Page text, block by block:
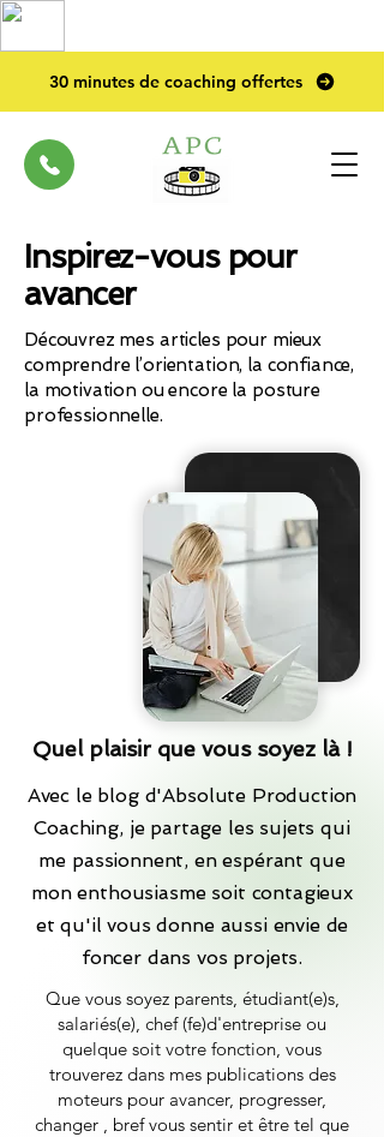
30 minutes de coaching offertes
Inspirez-vous pour
avancer
Découvrez mes articles pour mieux
comprendre l’orientation, la confiance,
la motivation ou encore la posture
professionnelle.
Quel plaisir que vous soyez là !
Avec le blog d'Absolute Production
Coaching, je partage les sujets qui
me passionnent, en espérant que
mon enthousiasme soit contagieux
et qu'il vous donne aussi envie de
foncer dans vos projets.
Que vous soyez parents, étudiant(e)s,
salariés(e), chef (fe)d'entreprise ou
quelque soit votre fonction, vous
trouverez dans mes publications des
moteurs pour avancer, progresser,
changer , bref vous sentir et être tel que